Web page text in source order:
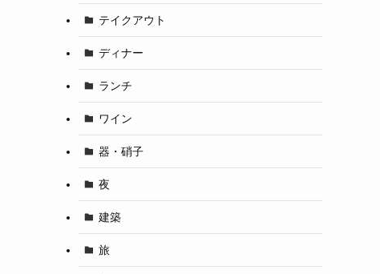
テイクアウト
ディナー
ランチ
ワイン
器・硝子
夜
建築
旅